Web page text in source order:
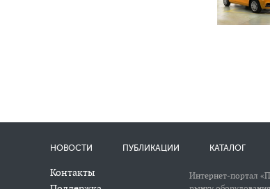
НОВОСТИ ПУБЛИКАЦИИ КАТАЛОГ
Контакты
Интернет-портал